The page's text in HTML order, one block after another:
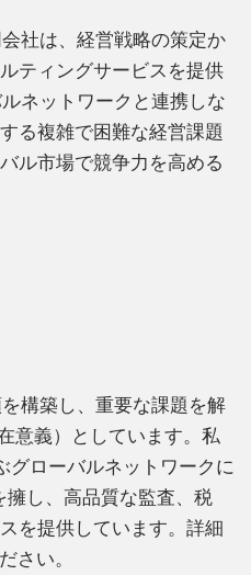
社は、経営戦略の策定か
ティングサービスを提供
ネットワークと連携しな
る複雑で困難な経営課題
ル市場で競争力を高める
構築し、重要な課題を解
意義）としています。私
グローバルネットワークに
擁し、高品質な監査、税
を提供しています。詳細
さい。